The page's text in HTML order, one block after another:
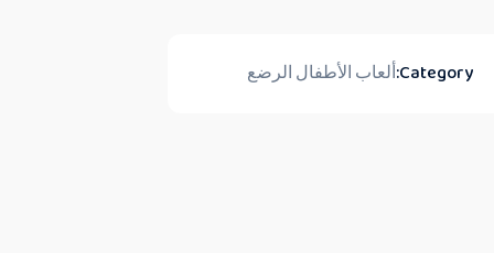
Category:ألعاب الأطفال الرضع